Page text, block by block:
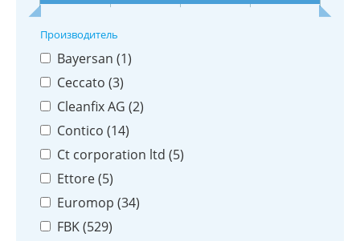
Производитель
Bayersan (1)
Ceccato (3)
Cleanfix AG (2)
Contico (14)
Ct corporation ltd (5)
Ettore (5)
Euromop (34)
FBK (529)